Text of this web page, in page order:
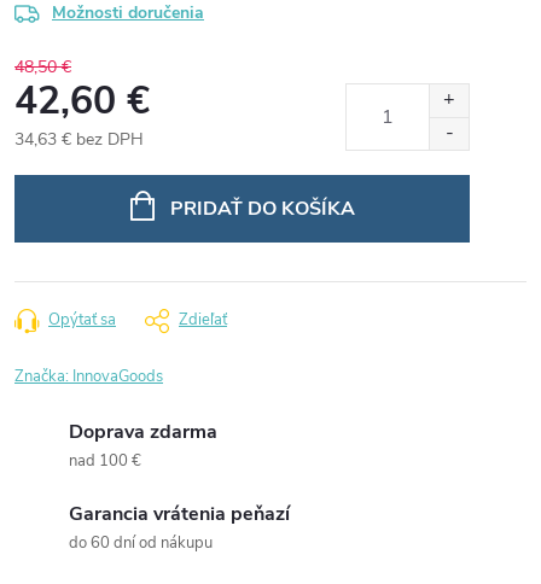
Možnosti doručenia
48,50 €
42,60 €
34,63 € bez DPH
PRIDAŤ DO KOŠÍKA
Opýtať sa Zdieľať
Značka: InnovaGoods
Doprava zdarma
nad 100 €
Garancia vrátenia peňazí
do 60 dní od nákupu